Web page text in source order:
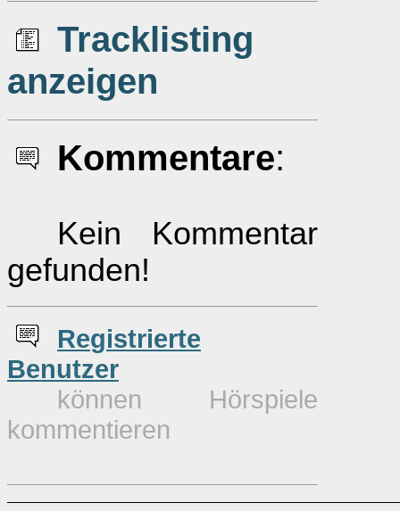
Tracklisting
anzeigen
Kommentare:
Kein Kommentar
gefunden!
Registrierte
Benutzer
können Hörspiele
kommentieren